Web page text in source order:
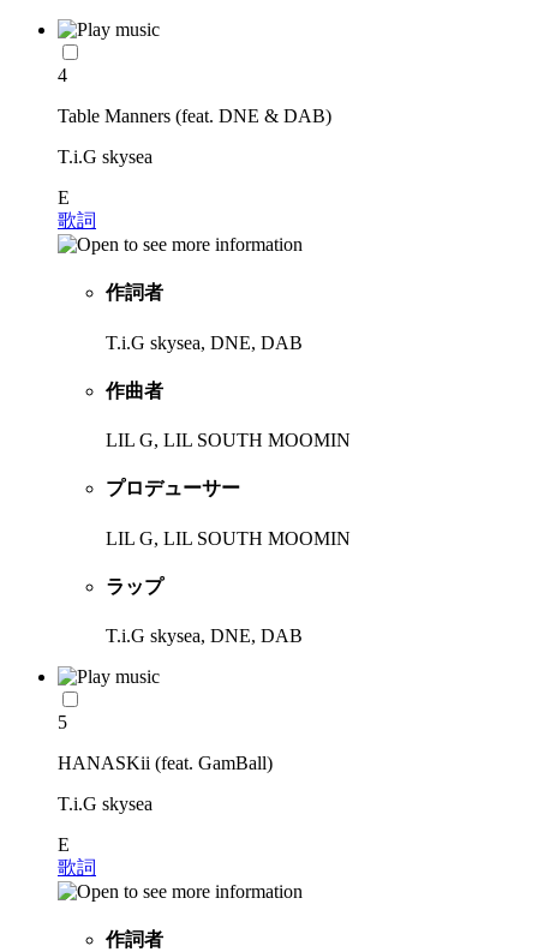
4
Table Manners (feat. DNE & DAB)
T.i.G skysea
E
歌詞
作詞者
T.i.G skysea, DNE, DAB
作曲者
LIL G, LIL SOUTH MOOMIN
プロデューサー
LIL G, LIL SOUTH MOOMIN
ラップ
T.i.G skysea, DNE, DAB
5
HANASKii (feat. GamBall)
T.i.G skysea
E
歌詞
作詞者